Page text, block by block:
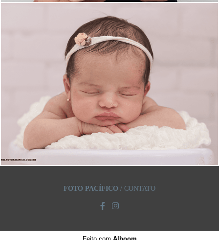
2252 94
FOTO PACÍFICO / CONTATO